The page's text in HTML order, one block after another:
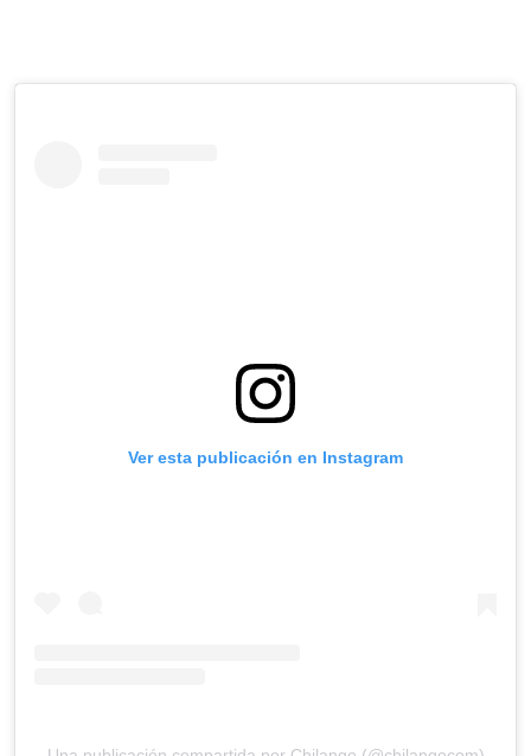
Ver esta publicación en Instagram